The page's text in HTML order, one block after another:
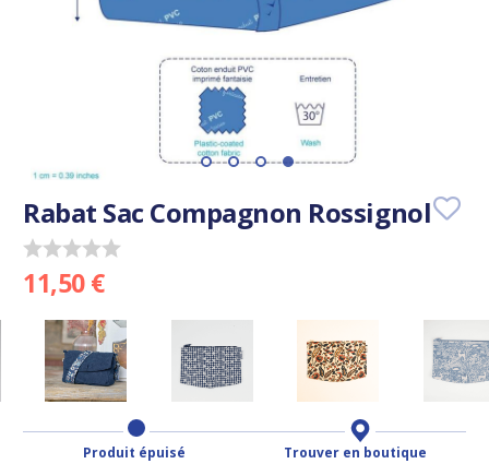
Rabat Sac Compagnon Rossignol
11,50 €
Produit épuisé Trouver en boutique